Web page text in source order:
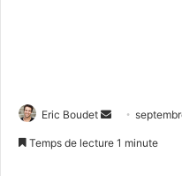
Eric Boudet
Temps de lecture 1 minute